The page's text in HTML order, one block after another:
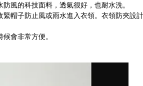
風的科技面料，透氣很好，也耐水洗。
帽子防止風或雨水進入衣領。衣領防夾設
會非常方便。